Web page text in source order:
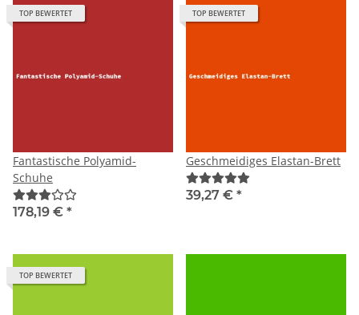
TOP BEWERTET
Fantastische Polyamid-
Schuhe
178,19 € *
TOP BEWERTET
Geschmeidiges Elastan-Brett
39,27 € *
TOP BEWERTET